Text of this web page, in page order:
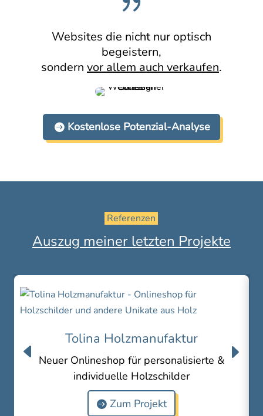
Websites die nicht nur optisch
begeistern,
sondern vor allem auch verkaufen.
Kostenlose Potenzial-Analyse
Referenzen
Auszug meiner letzten Projekte
Tolina Holzmanufaktur
Neuer Onlineshop für personalisierte &
individuelle Holzschilder
Zum Projekt